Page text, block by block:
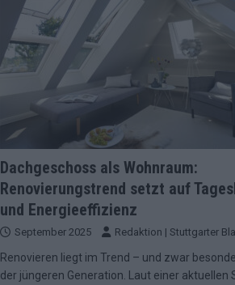
[ Mai 2026 ] „Douze Points“,
Wettbewerbs EUROVISION
[ Mai 2026 ] ESC-Finale komplett:
Überblick EUROVISION
[ Mai 2026 ] ESC 2026: JJ performt
[ Mai 2026 ] Quoten vor ESC-
überrascht negativ
[ Juni 2026 ] Neue Themenwelt,
Highlights EXTRA
Dachgeschoss als Wohnraum:
Renovierungstrend setzt auf
und Energieeffizienz
September 2025 Redaktion | Stuttgarter
Renovieren liegt im Trend – und zwar
der jüngeren Generation. Laut einer aktuellen